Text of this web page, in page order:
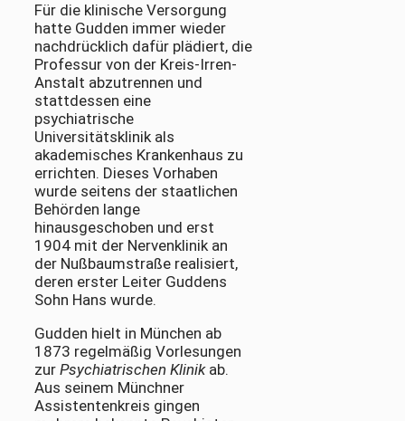
Für die klinische Versorgung
hatte Gudden immer wieder
nachdrücklich dafür plädiert, die
Professur von der Kreis-Irren-
Anstalt abzutrennen und
stattdessen eine
psychiatrische
Universitätsklinik als
akademisches Krankenhaus zu
errichten. Dieses Vorhaben
wurde seitens der staatlichen
Behörden lange
hinausgeschoben und erst
1904 mit der Nervenklinik an
der Nußbaumstraße realisiert,
deren erster Leiter Guddens
Sohn Hans wurde.
Gudden hielt in München ab
1873 regelmäßig Vorlesungen
zur Psychiatrischen Klinikab.
Aus seinem Münchner
Assistentenkreis gingen